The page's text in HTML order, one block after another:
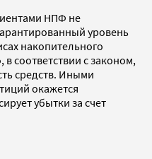
НПФ не
уровень
накопительного
соответствии с законом,
средств. Иными
окажется
убытки за счет